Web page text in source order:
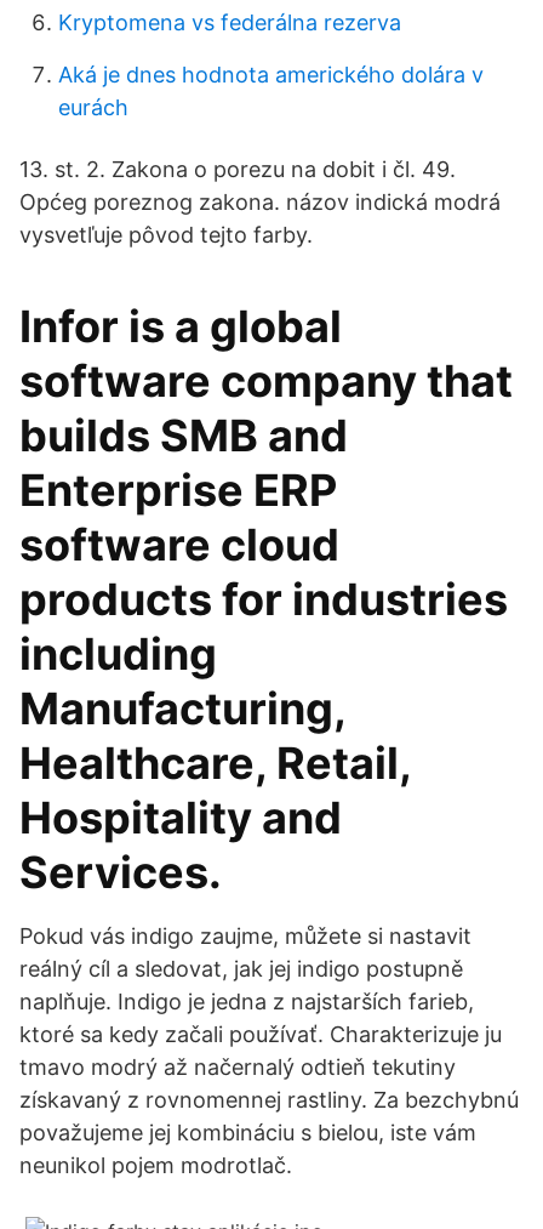
Kryptomena vs federálna rezerva
Aká je dnes hodnota amerického dolára v
eurách
13. st. 2. Zakona o porezu na dobit i čl. 49.
Općeg poreznog zakona. názov indická modrá
vysvetľuje pôvod tejto farby.
Infor is a global
software company that
builds SMB and
Enterprise ERP
software cloud
products for industries
including
Manufacturing,
Healthcare, Retail,
Hospitality and
Services.
Pokud vás indigo zaujme, můžete si nastavit
reálný cíl a sledovat, jak jej indigo postupně
naplňuje. Indigo je jedna z najstarších farieb,
ktoré sa kedy začali používať. Charakterizuje ju
tmavo modrý až načernalý odtieň tekutiny
získavaný z rovnomennej rastliny. Za bezchybnú
považujeme jej kombináciu s bielou, iste vám
neunikol pojem modrotlač.